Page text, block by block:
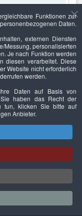
Nachhaltigkeit
e.V..
Funktionen zur
Daten.
externen Diensten
Messung, personalisierten
Je nach Funktion werden
diesen verarbeitet. Diese
Website nicht erforderlich
werden.
Daten auf Basis von
Sie haben das Recht der
tun, klicken Sie bitte auf
Anbieter.